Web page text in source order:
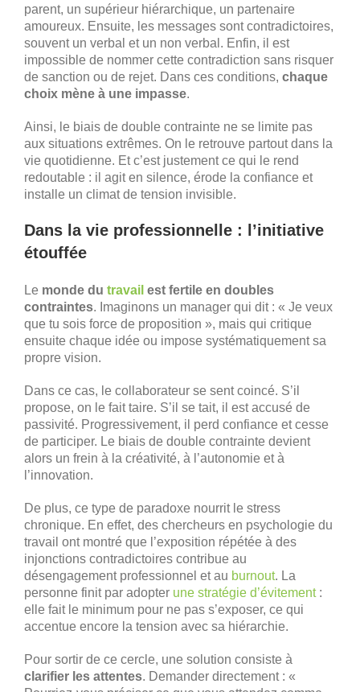
parent, un supérieur hiérarchique, un partenaire
amoureux. Ensuite, les messages sont contradictoires,
souvent un verbal et un non verbal. Enfin, il est
impossible de nommer cette contradiction sans risquer
de sanction ou de rejet. Dans ces conditions, chaque
choix mène à une impasse.
Ainsi, le biais de double contrainte ne se limite pas
aux situations extrêmes. On le retrouve partout dans la
vie quotidienne. Et c’est justement ce qui le rend
redoutable : il agit en silence, érode la confiance et
installe un climat de tension invisible.
Dans la vie professionnelle : l’initiative
étouffée
Le monde du travail est fertile en doubles
contraintes. Imaginons un manager qui dit : « Je veux
que tu sois force de proposition », mais qui critique
ensuite chaque idée ou impose systématiquement sa
propre vision.
Dans ce cas, le collaborateur se sent coincé. S’il
propose, on le fait taire. S’il se tait, il est accusé de
passivité. Progressivement, il perd confiance et cesse
de participer. Le biais de double contrainte devient
alors un frein à la créativité, à l’autonomie et à
l’innovation.
De plus, ce type de paradoxe nourrit le stress
chronique. En effet, des chercheurs en psychologie du
travail ont montré que l’exposition répétée à des
injonctions contradictoires contribue au
désengagement professionnel et au burnout. La
personne finit par adopter une stratégie d’évitement:
elle fait le minimum pour ne pas s’exposer, ce qui
accentue encore la tension avec sa hiérarchie.
Pour sortir de ce cercle, une solution consiste à
clarifier les attentes. Demander directement : «